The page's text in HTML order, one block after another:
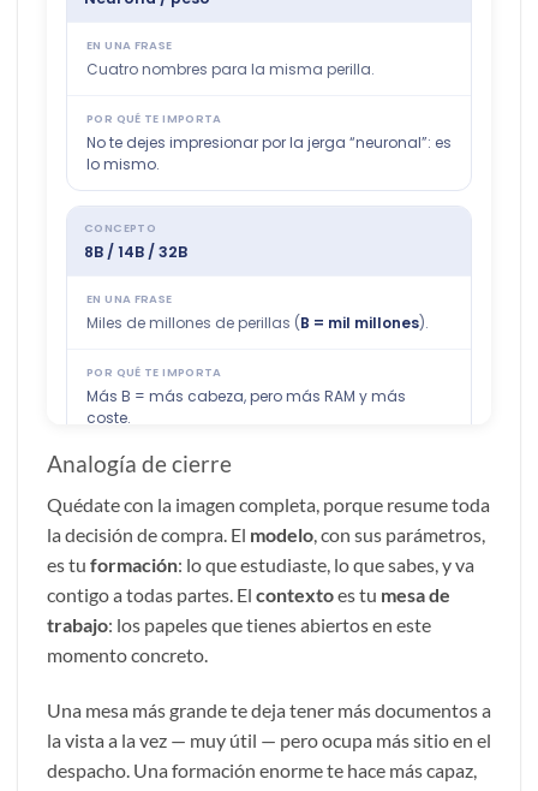
Analogía de cierre
Quédate con la imagen completa, porque resume toda
la decisión de compra. El modelo, con sus parámetros,
es tu formación: lo que estudiaste, lo que sabes, y va
contigo a todas partes. El contextoes tu mesa de
trabajo: los papeles que tienes abiertos en este
momento concreto.
Una mesa más grande te deja tener más documentos a
la vista a la vez — muy útil — pero ocupa más sitio en el
despacho. Una formación enorme te hace más capaz,